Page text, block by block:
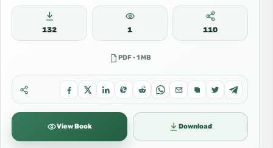
132 1 110
PDF · 1 MB
View Book Download